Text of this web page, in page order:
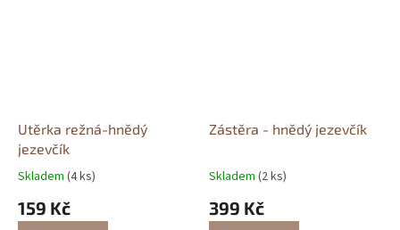
Utěrka režná-hnědý
jezevčík
Skladem (4 ks)
159 Kč
Zástěra - hnědý jezevčík
Skladem (2 ks)
399 Kč